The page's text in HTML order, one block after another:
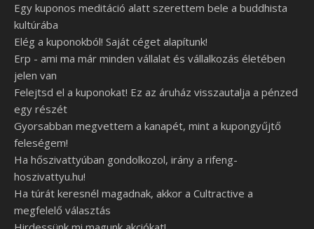
Egy kuponos meditáció alatt szerettem bele a buddhista
kultúrába
Elég a kuponokból! Saját céget alapítunk!
Erp - ami ma már minden vállalat és vállalkozás életében
jelen van
Felejtsd el a kuponokat! Ez az áruház visszautalja a pénzed
egy részét
Gyorsabban megvettem a kanapét, mint a kupongyűjtő
feleségem!
Ha hőszivattyúban gondolkozol, irány a rifeng-
hoszivattyu.hu!
Ha túrát keresnél magadnak, akkor a Cultractive a
megfelelő választás